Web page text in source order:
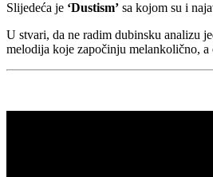
Slijedeća je ‘Dustism’ sa kojom su i
U stvari, da ne radim dubinsku analizu
melodija koje započinju melankolično,